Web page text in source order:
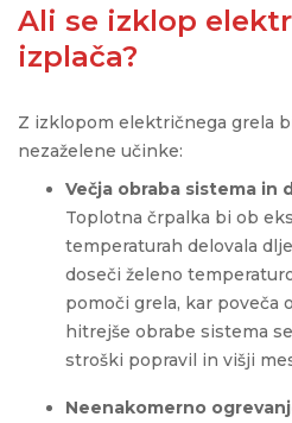
Ali se izklop
izplača?
Z izklopom električnega grela
nezaželene učinke:
Večja obraba sistema in
Toplotna črpalka bi ob
temperaturah delovala
doseči želeno
pomoči grela, kar poveča
hitrejše obrabe sistema
stroški popravil in višji
Neenakomerno